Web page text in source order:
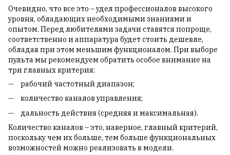
Очевидно, что все это – удел профессионалов высокого
уровня, обладающих необходимыми знаниями и
опытом. Перед любителями задачи ставятся попроще,
соответственно и аппаратура будет стоить дешевле,
обладая при этом меньшим функционалом. При выборе
пульта мы рекомендуем обратить особое внимание на
три главных критерия:
рабочий частотный диапазон;
количество каналов управления;
дальность действия (средняя и максимальная).
Количество каналов – это, наверное, главный критерий,
поскольку чем их больше, тем больше функциональных
возможностей можно реализовать в модели.